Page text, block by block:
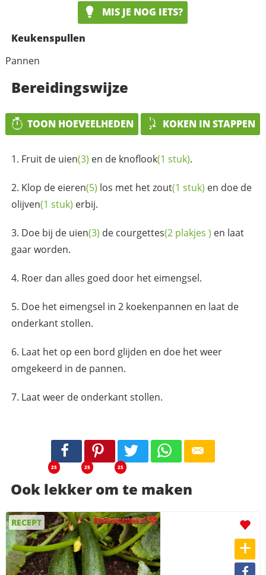
MIS JE NOG IETS?
Keukenspullen
Pannen
Bereidingswijze
TOON HOEVEELHEDEN KOKEN IN STAPPEN
Fruit de uien(3) en de knoflook(1 stuk).
Klop de eieren(5) los met hetzout(1 stuk) en doe de
olijven(1 stuk) erbij.
Doe bij de uien(3) de courgettes(2 plakjes ) en laat
gaar worden.
Roer dan alles goed door het eimengsel.
Doe het eimengsel in 2 koekenpannen en laat de
onderkant stollen.
Laat het op een bord glijden en doe het weer
omgekeerd in de pannen.
Laat weer de onderkant stollen.
25 25 25
Ook lekker om te maken
RECEPT